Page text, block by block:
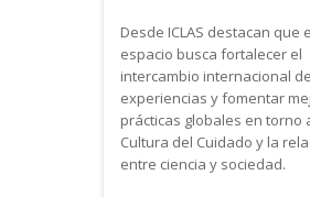
Desde ICLAS destacan que
espacio busca fortalecer el
intercambio internacional de
experiencias y fomentar
prácticas globales en torno
Cultura del Cuidado y la
entre ciencia y sociedad.